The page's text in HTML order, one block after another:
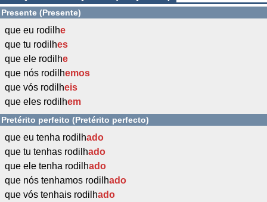
Presente (Presente)
que eu rodilhe
que tu rodilhes
que ele rodilhe
que nós rodilhemos
que vós rodilheis
que eles rodilhem
Pretérito perfeito (Pretérito perfecto)
que eu tenha rodilhado
que tu tenhas rodilhado
que ele tenha rodilhado
que nós tenhamos rodilhado
que vós tenhais rodilhado